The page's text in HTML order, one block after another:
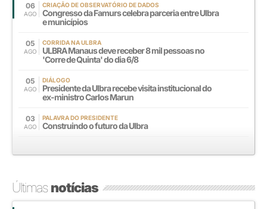
06
AGO
CRIAÇÃO DE OBSERVATÓRIO DE DADOS
Congresso da Famurs celebra parceria entre Ulbra
e municípios
05
AGO
CORRIDA NA ULBRA
ULBRA Manaus deve receber 8 mil pessoas no
'Corre de Quinta' do dia 6/8
05
AGO
DIÁLOGO
Presidente da Ulbra recebe visita institucional do
ex-ministro Carlos Marun
03
AGO
PALAVRA DO PRESIDENTE
Construindo o futuro da Ulbra
Últimasnotícias